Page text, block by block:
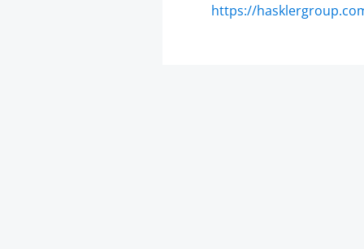
https://